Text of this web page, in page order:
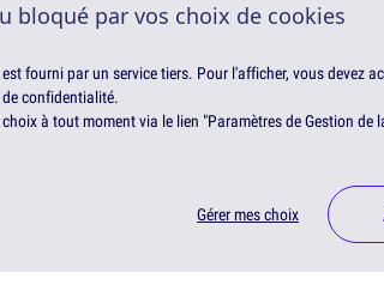
bloqué par vos choix de cookies
fourni par un service tiers. Pour l'afficher, vous devez
confidentialité.
à tout moment via le lien "Paramètres de Gestion de
Gérer mes choix